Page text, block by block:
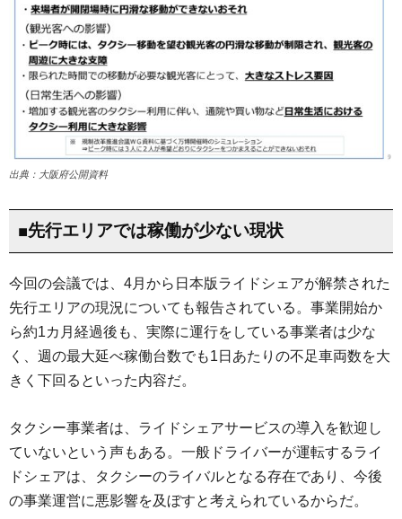
出典：大阪府公開資料
■先行エリアでは稼働が少ない現状
今回の会議では、4月から日本版ライドシェアが解禁された
先行エリアの現況についても報告されている。事業開始か
ら約1カ月経過後も、実際に運行をしている事業者は少な
く、週の最大延べ稼働台数でも1日あたりの不足車両数を大
きく下回るといった内容だ。
タクシー事業者は、ライドシェアサービスの導入を歓迎し
ていないという声もある。一般ドライバーが運転するライ
ドシェアは、タクシーのライバルとなる存在であり、今後
の事業運営に悪影響を及ぼすと考えられているからだ。